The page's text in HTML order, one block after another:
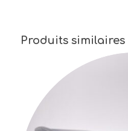
Produits similaires